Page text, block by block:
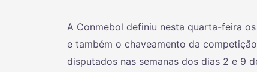
A Conmebol definiu nesta quarta-feira
e também o chaveamento da
disputados nas semanas dos dias 2 e 9